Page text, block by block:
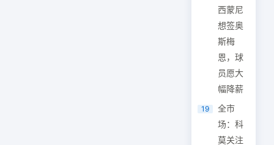
西蒙尼
想签奥
斯梅
恩，球
员愿大
幅降薪
19
全市
场：科
莫关注